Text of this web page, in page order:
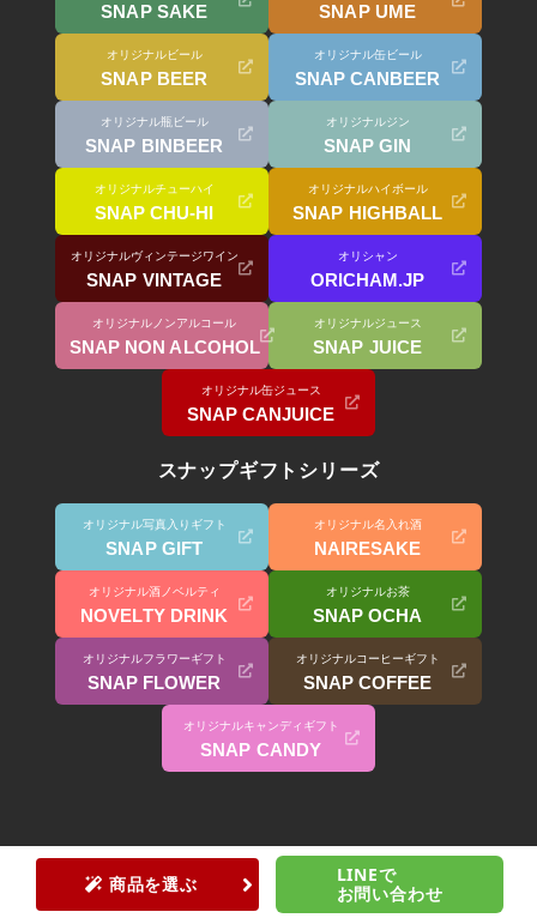
SNAP SAKE SNAP UME
オリジナルビール
SNAP BEER
オリジナル缶ビール
SNAP CANBEER
オリジナル瓶ビール
SNAP BINBEER
オリジナルジン
SNAP GIN
オリジナルチューハイ
SNAP CHU-HI
オリジナルハイボール
SNAP HIGHBALL
オリジナルヴィンテージワイン
SNAP VINTAGE
オリシャン
ORICHAM.JP
オリジナルノンアルコール
SNAP NON ALCOHOL
オリジナルジュース
SNAP JUICE
オリジナル缶ジュース
SNAP CANJUICE
スナップギフトシリーズ
オリジナル写真入りギフト
SNAP GIFT
オリジナル名入れ酒
NAIRESAKE
オリジナル酒ノベルティ
NOVELTY DRINK
オリジナルお茶
SNAP OCHA
オリジナルフラワーギフト
SNAP FLOWER
オリジナルコーヒーギフト
SNAP COFFEE
オリジナルキャンディギフト
SNAP CANDY
商品を選ぶ
LINEで
お問い合わせ